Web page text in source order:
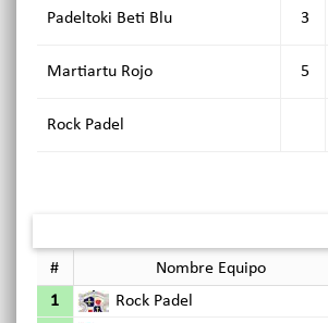
Padeltoki Beti Blu 3
Martiartu Rojo 5
Rock Padel
# Nombre Equipo
1
Rock Padel